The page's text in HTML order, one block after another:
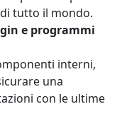
tutto il mondo.
e programmi
interni,
una
con le ultime